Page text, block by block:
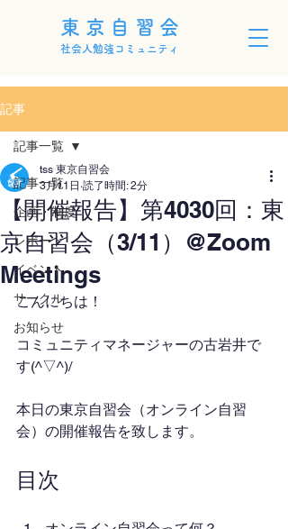
東京自習会
社会人勉強コミュニティ
記事
記事一覧
企画・制度
レポート
イベント
サークル
お知らせ
記事一覧
【開催報告】第4030回：東
京自習会（3/11）@Zoom
Meetings
tss 東京自習会
3月11日 読了時間: 2分
こんにちは！
コミュニティマネージャーの古岩井で
す(^▽^)/
本日の東京自習会（オンライン自習
会）の開催報告を致します。
目次